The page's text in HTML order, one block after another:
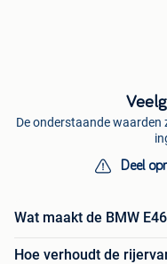
De onderstaande waarden
Deel
Wat maakt de BMW
Hoe verhoudt de